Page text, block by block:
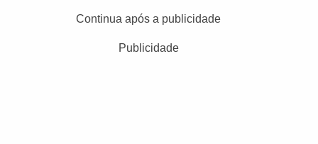
Continua após a publicidade
Publicidade